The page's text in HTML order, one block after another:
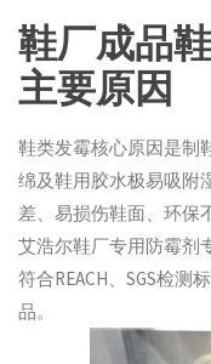
鞋厂成品
主要原因
鞋类发霉核心原因是制
绵及鞋用胶水极易吸附
差、易损伤鞋面、环保
艾浩尔鞋厂专用防霉剂
符合REACH、SGS检
品。